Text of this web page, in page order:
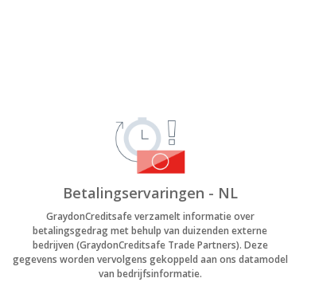
Betalingservaringen - NL
GraydonCreditsafe verzamelt informatie over
betalingsgedrag met behulp van duizenden externe
bedrijven (GraydonCreditsafe Trade Partners). Deze
gegevens worden vervolgens gekoppeld aan ons datamodel
van bedrijfsinformatie.